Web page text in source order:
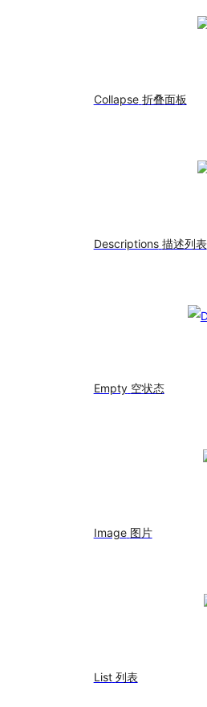
Collapse 折叠面板
Descriptions 描述列表
Empty 空状态
Image 图片
List 列表